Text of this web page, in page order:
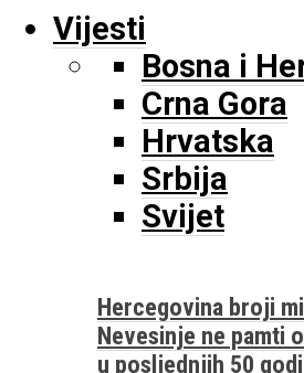
Vijesti
Bosna i
Crna Gora
Hrvatska
Srbija
Svijet
Hercegovina broji
Nevesinje ne pamti
u posljednjih 50